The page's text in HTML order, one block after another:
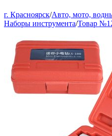
г. Красноярск/Авто, мото,
Наборы инструмента/Товар